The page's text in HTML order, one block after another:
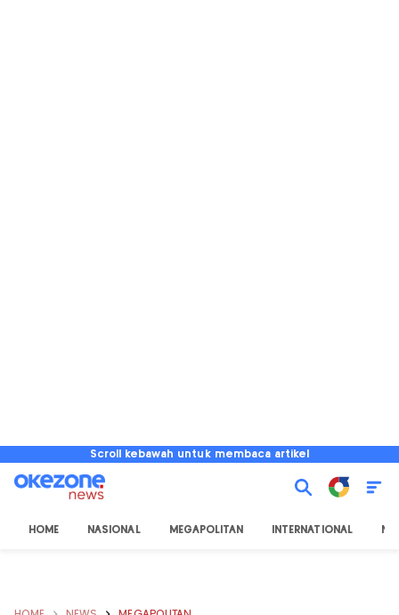
Scroll kebawah untuk membaca artikel
HOME NASIONAL MEGAPOLITAN INTERNATIONAL